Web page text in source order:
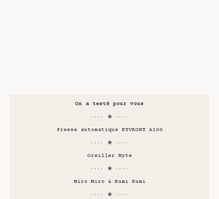
On a testé pour vous
···· ❀ ····
Presse automatique HTVRONT A100
···· ❀ ····
Oreiller Nyte
···· ❀ ····
Miro Miro & Kumi Kumi
···· ❀ ····